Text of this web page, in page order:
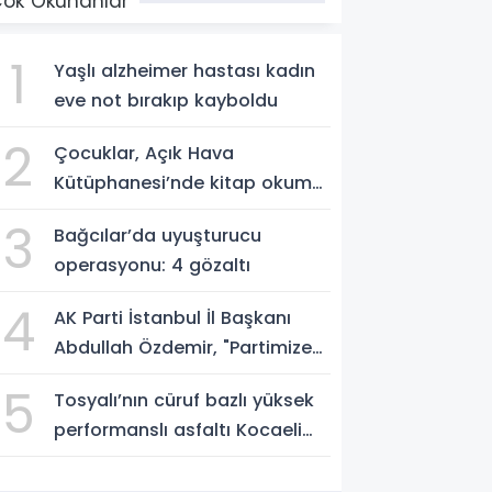
1
Yaşlı alzheimer hastası kadın
eve not bırakıp kayboldu
2
Çocuklar, Açık Hava
Kütüphanesi’nde kitap okuma
3
Bağcılar’da uyuşturucu
operasyonu: 4 gözaltı
4
AK Parti İstanbul İl Başkanı
Abdullah Özdemir, "Partimize
değil, Türkiye’nin büyümesidir"
5
Tosyalı’nın cüruf bazlı yüksek
performanslı asfaltı Kocaeli